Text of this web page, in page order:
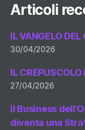
Articoli
IL VANGELO DEL
30/04/2026
IL CREPUSCOLO
27/04/2026
il Business
diventa una